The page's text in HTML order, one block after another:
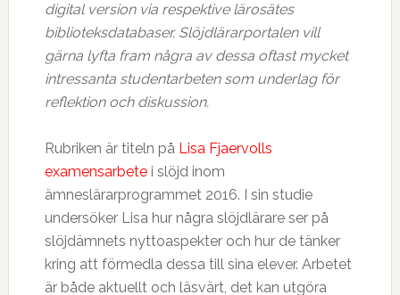
digital version via respektive lärosätes
biblioteksdatabaser. Slöjdlärarportalen vill
gärna lyfta fram några av dessa oftast mycket
intressanta studentarbeten som underlag för
reflektion och diskussion.
Rubriken är titeln på Lisa Fjaervolls
examensarbetei slöjd inom
ämneslärarprogrammet 2016. I sin studie
undersöker Lisa hur några slöjdlärare ser på
slöjdämnets nyttoaspekter och hur de tänker
kring att förmedla dessa till sina elever. Arbetet
är både aktuellt och läsvärt, det kan utgöra